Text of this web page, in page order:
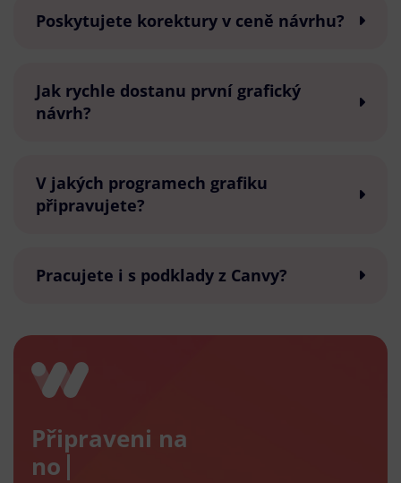
Poskytujete korektury v ceně návrhu?
Jak rychle dostanu první grafický
návrh?
V jakých programech grafiku
připravujete?
Pracujete i s podklady z Canvy?
Připraveni na
nový e